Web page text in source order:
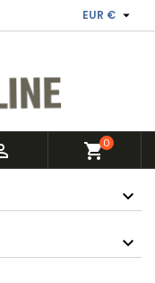
EUR € 
shopping_cart0